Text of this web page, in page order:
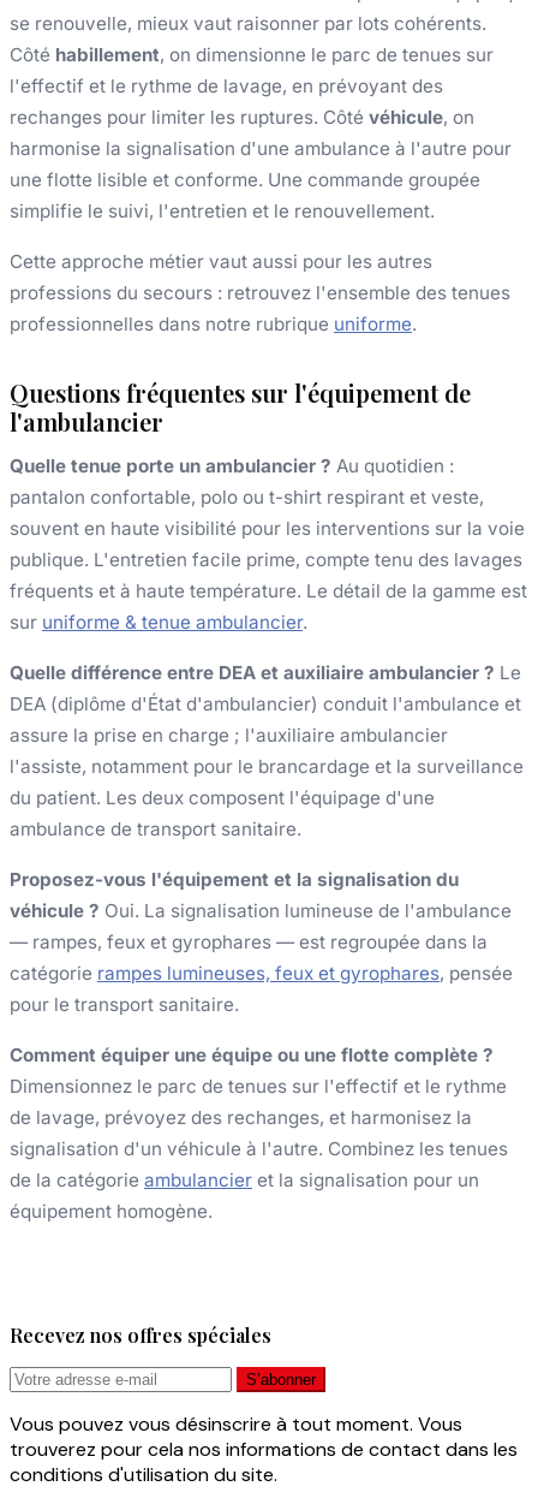
se renouvelle, mieux vaut raisonner par lots cohérents.
Côté habillement, on dimensionne le parc de tenues sur
l'effectif et le rythme de lavage, en prévoyant des
rechanges pour limiter les ruptures. Côté véhicule, on
harmonise la signalisation d'une ambulance à l'autre pour
une flotte lisible et conforme. Une commande groupée
simplifie le suivi, l'entretien et le renouvellement.
Cette approche métier vaut aussi pour les autres
professions du secours : retrouvez l'ensemble des tenues
professionnelles dans notre rubrique uniforme.
Questions fréquentes sur l'équipement de
l'ambulancier
Quelle tenue porte un ambulancier ? Au quotidien :
pantalon confortable, polo ou t-shirt respirant et veste,
souvent en haute visibilité pour les interventions sur la voie
publique. L'entretien facile prime, compte tenu des lavages
fréquents et à haute température. Le détail de la gamme est
sur uniforme & tenue ambulancier.
Quelle différence entre DEA et auxiliaire ambulancier ? Le
DEA (diplôme d'État d'ambulancier) conduit l'ambulance et
assure la prise en charge ; l'auxiliaire ambulancier
l'assiste, notamment pour le brancardage et la surveillance
du patient. Les deux composent l'équipage d'une
ambulance de transport sanitaire.
Proposez-vous l'équipement et la signalisation du
véhicule ? Oui. La signalisation lumineuse de l'ambulance
— rampes, feux et gyrophares — est regroupée dans la
catégorie rampes lumineuses, feux et gyrophares, pensée
pour le transport sanitaire.
Comment équiper une équipe ou une flotte complète ?
Dimensionnez le parc de tenues sur l'effectif et le rythme
de lavage, prévoyez des rechanges, et harmonisez la
signalisation d'un véhicule à l'autre. Combinez les tenues
de la catégorie ambulancier et la signalisation pour un
équipement homogène.
Recevez nos offres spéciales
Vous pouvez vous désinscrire à tout moment. Vous
trouverez pour cela nos informations de contact dans les
conditions d'utilisation du site.